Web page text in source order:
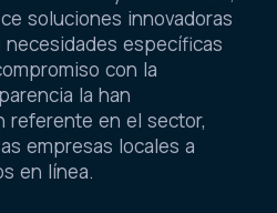
soluciones innovadoras
específicas
con la
la han
referente en el sector,
empresas locales a
en línea.